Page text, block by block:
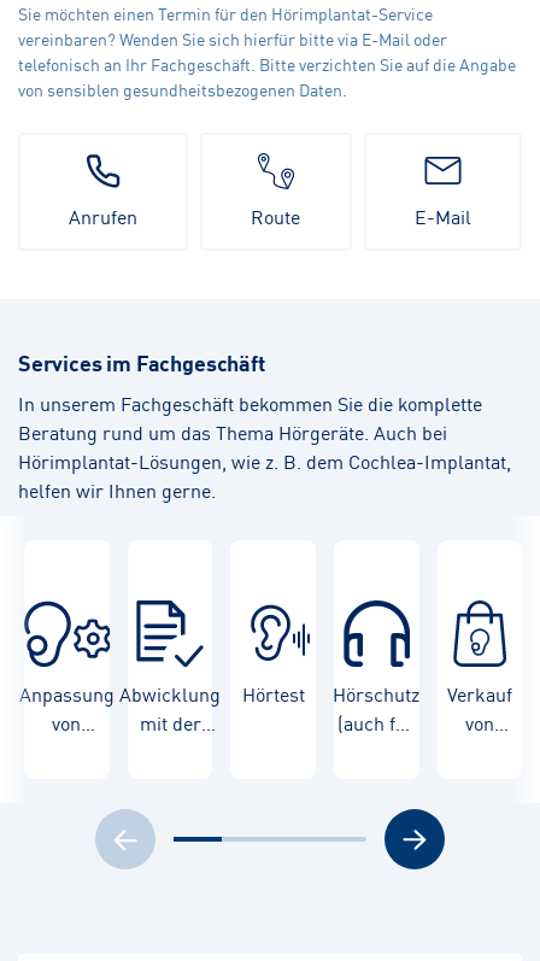
Sie möchten einen Termin für den Hörimplantat-Service
vereinbaren? Wenden Sie sich hierfür bitte via E-Mail oder
telefonisch an Ihr Fachgeschäft. Bitte verzichten Sie auf die Angabe
von sensiblen gesundheitsbezogenen Daten.
Anrufen Route E-Mail
Services im Fachgeschäft
In unserem Fachgeschäft bekommen Sie die komplette
Beratung rund um das Thema Hörgeräte. Auch bei
Hörimplantat-Lösungen, wie z. B. dem Cochlea-Implantat,
helfen wir Ihnen gerne.
Anpassung
von
Abwicklung
mit der
Hörtest
Hörschutz
(auch für
Verkauf
von